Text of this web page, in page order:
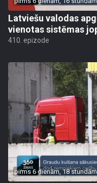
Latviešu valodas
vienotas sistēmas
410. epizode
pirms 6 dienām, 18 stundām